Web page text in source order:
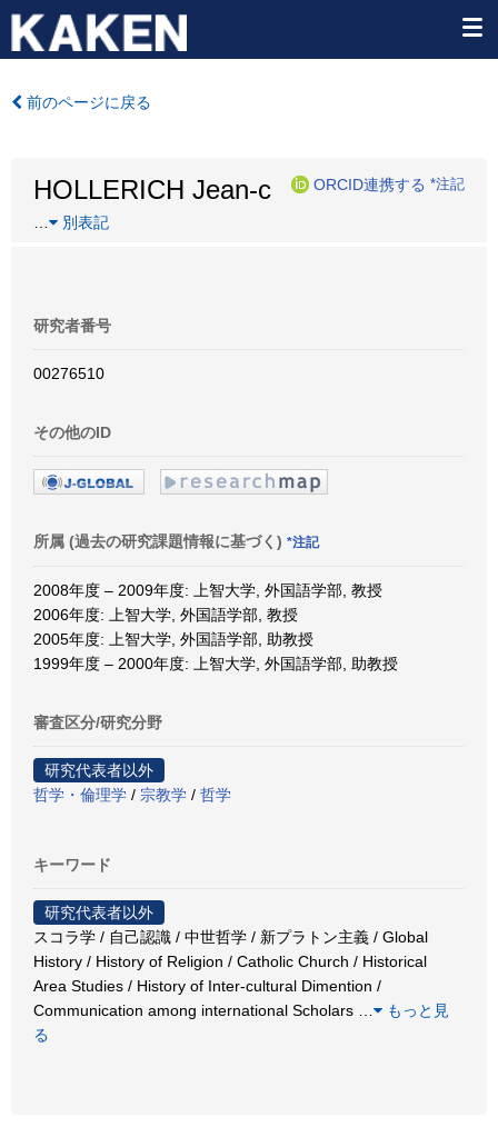
前のページに戻る
HOLLERICH Jean-c ORCID連携する *注記
別表記
研究者番号
00276510
その他のID
所属 (過去の研究課題情報に基づく) *注記
2008年度 – 2009年度: 上智大学, 外国語学部, 教授
2006年度: 上智大学, 外国語学部, 教授
2005年度: 上智大学, 外国語学部, 助教授
1999年度 – 2000年度: 上智大学, 外国語学部, 助教授
審査区分/研究分野
研究代表者以外
哲学・倫理学 / 宗教学 / 哲学
キーワード
研究代表者以外
スコラ学 / 自己認識 / 中世哲学 / 新プラトン主義 / Global
History / History of Religion / Catholic Church / Historical
Area Studies / History of Inter-cultural Dimention /
Communication among international Scholars
もっと見
る